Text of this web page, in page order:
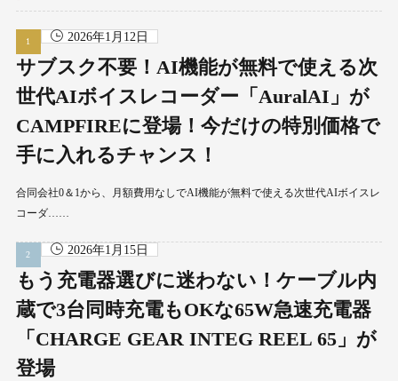
2026年1月12日
サブスク不要！AI機能が無料で使える次
世代AIボイスレコーダー「AuralAI」が
CAMPFIREに登場！今だけの特別価格で
手に入れるチャンス！
合同会社0＆1から、月額費用なしでAI機能が無料で使える次世代AIボイスレ
コーダ……
2026年1月15日
もう充電器選びに迷わない！ケーブル内
蔵で3台同時充電もOKな65W急速充電器
「CHARGE GEAR INTEG REEL 65」が
登場